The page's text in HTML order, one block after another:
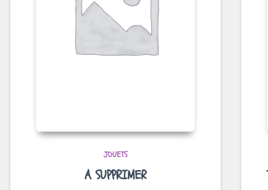
JOUETS
A SUPPRIMER